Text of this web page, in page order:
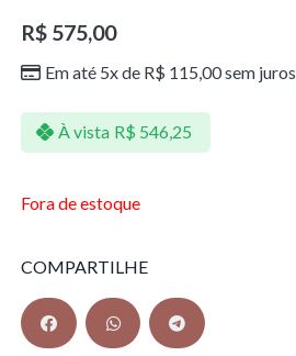
R$575,00
Em até 5x de R$ 115,00sem juros
À vista R$ 546,25
Fora de estoque
COMPARTILHE